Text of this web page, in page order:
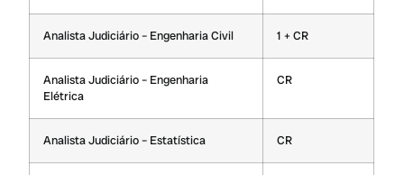
Analista Judiciário – Engenharia Civil 1 + CR
Analista Judiciário – Engenharia
Elétrica
CR
Analista Judiciário – Estatística CR